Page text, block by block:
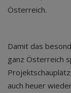
Österreich.
Damit das
ganz Österreich
auch heuer